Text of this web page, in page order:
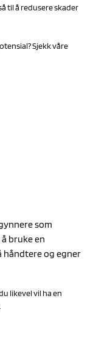
til å redusere skader
Sjekk våre
som
bruke en
håndtere og egner
likevel vil ha en